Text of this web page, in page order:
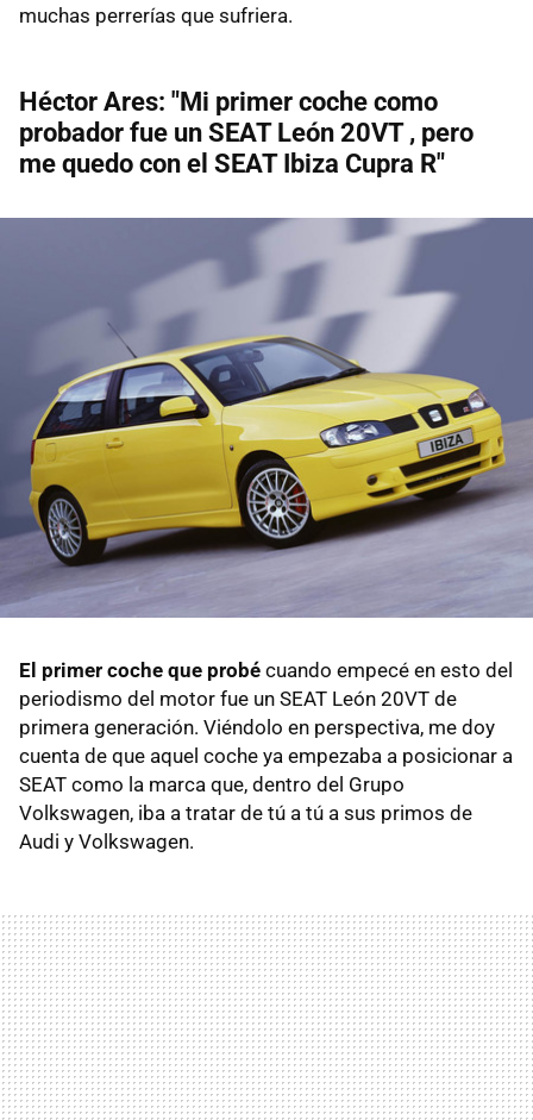
muchas perrerías que sufriera.
Héctor Ares: "Mi primer coche como
probador fue un SEAT León 20VT , pero
me quedo con el SEAT Ibiza Cupra R"
El primer coche que probé cuando empecé en esto del
periodismo del motor fue un SEAT León 20VT de
primera generación. Viéndolo en perspectiva, me doy
cuenta de que aquel coche ya empezaba a posicionar a
SEAT como la marca que, dentro del Grupo
Volkswagen, iba a tratar de tú a tú a sus primos de
Audi y Volkswagen.